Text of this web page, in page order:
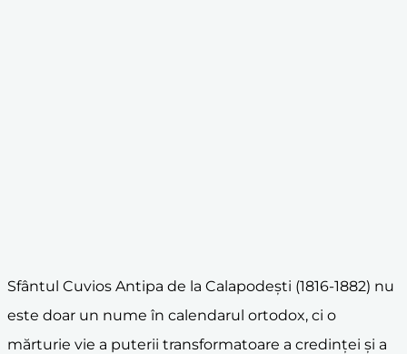
Sfântul Cuvios Antipa de la Calapodești (1816-1882) nu
este doar un nume în calendarul ortodox, ci o
mărturie vie a puterii transformatoare a credinței și a